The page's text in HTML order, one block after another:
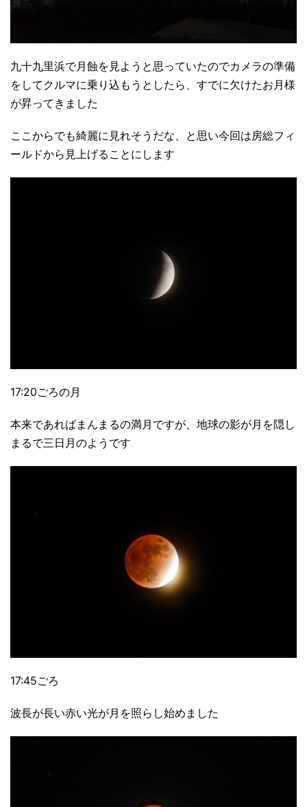
九十九里浜で月蝕を見ようと思っていたのでカメラの準備
をしてクルマに乗り込もうとしたら、すでに欠けたお月様
が昇ってきました
ここからでも綺麗に見れそうだな、と思い今回は房総フィ
ールドから見上げることにします
17:20ごろの月
本来であればまんまるの満月ですが、地球の影が月を隠し
まるで三日月のようです
17:45ごろ
波長が長い赤い光が月を照らし始めました